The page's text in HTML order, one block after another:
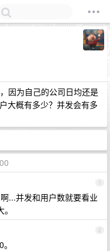
因为自己的公司日均还是
大概有多少？并发会有多
1
...并发和用户数就要看业
2